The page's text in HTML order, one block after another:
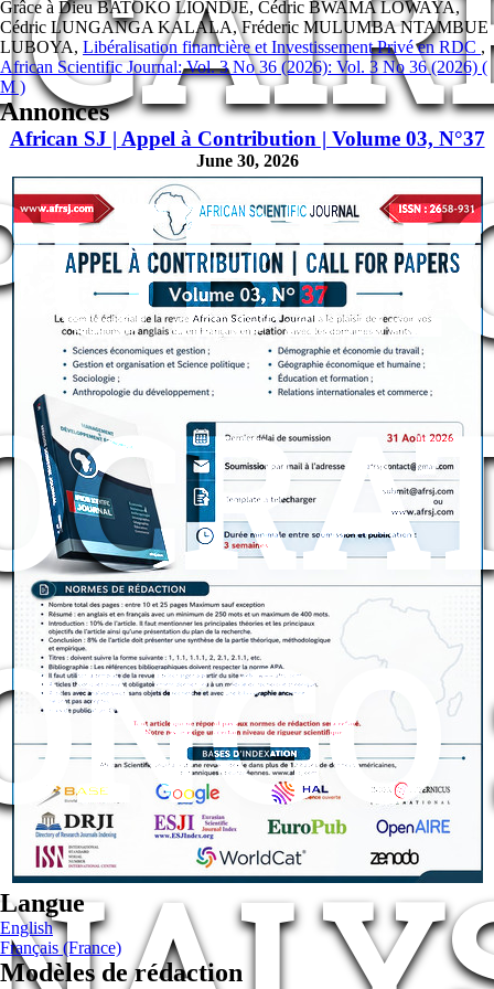
Grâce à Dieu BATOKO LIONDJE, Cédric BWAMA LOWAYA,
Cédric LUNGANGA KALALA, Fréderic MULUMBA NTAMBUE
LUBOYA, Libéralisation financière et Investissement Privé en RDC ,
African Scientific Journal: Vol. 3 No 36 (2026): Vol. 3 No 36 (2026) (
M )
Annonces
African SJ | Appel à Contribution | Volume 03, N°37
June 30, 2026
Langue
English
Français (France)
Modèles de rédaction